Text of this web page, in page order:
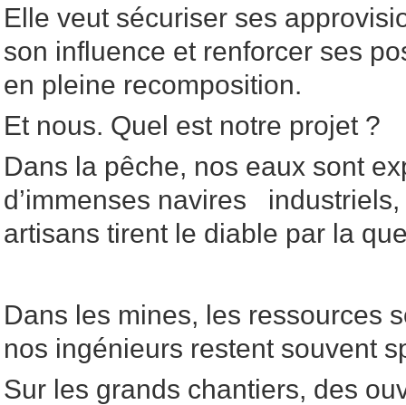
Elle veut sécuriser ses
son influence et renforcer ses
en pleine recomposition.
Et nous. Quel est notre projet ?
Dans la pêche, nos eaux sont
d’immenses navires
artisans tirent le diable par la
Dans les mines, les ressources
nos ingénieurs restent souvent
Sur les grands chantiers, des